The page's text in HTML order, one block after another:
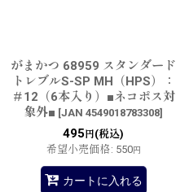
がまかつ 68959 スタンダード
トレブルS-SP MH（HPS）：
＃12（6本入り）■ネコポス対
象外■ [JAN 4549018783308]
495 円(税込)
希望小売価格: 550円
カートに入れる